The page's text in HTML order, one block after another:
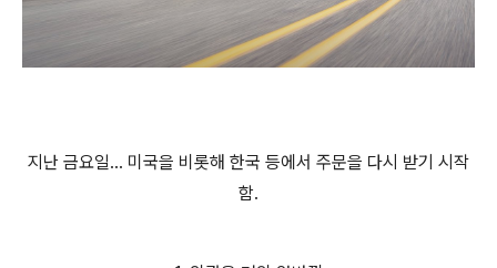
지난 금요일... 미국을 비롯해 한국 등에서 주문을 다시 받기 시작
함.